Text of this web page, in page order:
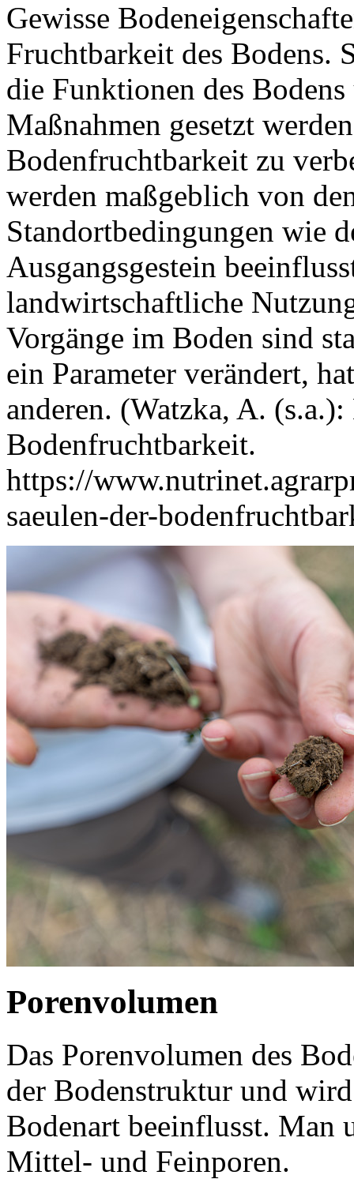
Gewisse
Fruchtbarkeit des Bodens.
die Funktionen des
Maßnahmen gesetzt
Bodenfruchtbarkeit zu
werden maßgeblich von
Standortbedingungen wie
Ausgangsgestein
landwirtschaftliche
Vorgänge im Boden sind
ein Parameter verändert,
anderen. (Watzka, A.
Bodenfruchtbarkeit.
https://
saeulen-der-
Porenvolumen
Das Porenvolumen des
der Bodenstruktur und
Bodenart beeinflusst. Man
Mittel- und Feinporen.